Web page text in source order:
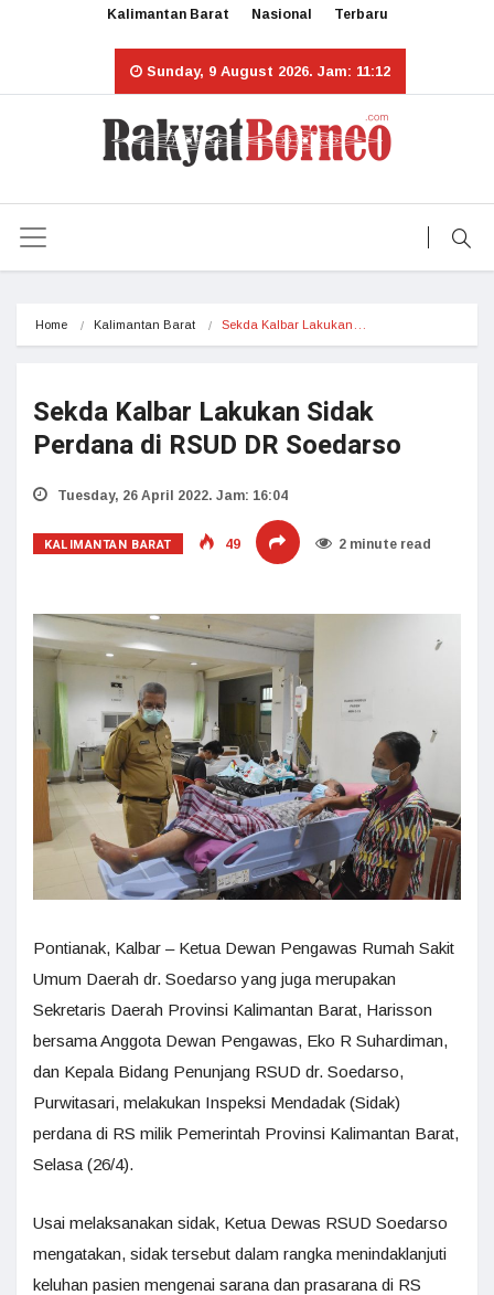
Kalimantan Barat Nasional Terbaru
Sunday, 9 August 2026. Jam: 11:12
Home Kalimantan Barat Sekda Kalbar Lakukan…
Sekda Kalbar Lakukan Sidak
Perdana di RSUD DR Soedarso
Tuesday, 26 April 2022. Jam: 16:04
KALIMANTAN BARAT 49 2 minute read
Pontianak, Kalbar – Ketua Dewan Pengawas Rumah Sakit
Umum Daerah dr. Soedarso yang juga merupakan
Sekretaris Daerah Provinsi Kalimantan Barat, Harisson
bersama Anggota Dewan Pengawas, Eko R Suhardiman,
dan Kepala Bidang Penunjang RSUD dr. Soedarso,
Purwitasari, melakukan Inspeksi Mendadak (Sidak)
perdana di RS milik Pemerintah Provinsi Kalimantan Barat,
Selasa (26/4).
Usai melaksanakan sidak, Ketua Dewas RSUD Soedarso
mengatakan, sidak tersebut dalam rangka menindaklanjuti
keluhan pasien mengenai sarana dan prasarana di RS